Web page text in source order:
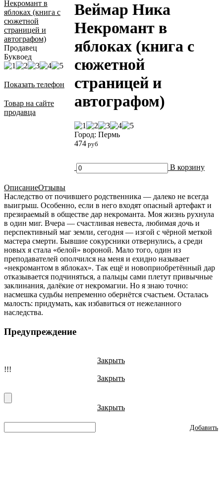
Продавец
Буквоед
Показать телефон
Товар на сайте
продавца
Веймар Ника
Некромант в
яблоках (книга с
сюжетной
страницей и
автографом)
Город: Пермь
474 руб
В корзину
ОписаниеОтзывы
Наследство от почившего родственника — далеко не всегда
выигрыш. Особенно, если в него входят опасный артефакт и
презираемый в обществе дар некроманта. Моя жизнь рухнула
в один миг. Вчера — счастливая невеста, любимая дочь и
перспективный маг земли, сегодня — изгой с чёрной меткой
мастера смерти. Бывшие сокурсники отвернулись, а среди
новых я стала «белой» вороной. Мало того, один из
преподавателей ополчился на меня и ехидно называет
«некромантом в яблоках». Так ещё и новоприобретённый дар
отказывается подчиняться, а пальцы сами плетут привычные
заклинания, далёкие от некромагии. Но я знаю точно:
насмешка судьбы непременно обернётся счастьем. Осталась
малость: придумать, как избавиться от нежеланного
наследства.
Предупреждение
Закрыть
!!!
Закрыть
Закрыть
Добавить